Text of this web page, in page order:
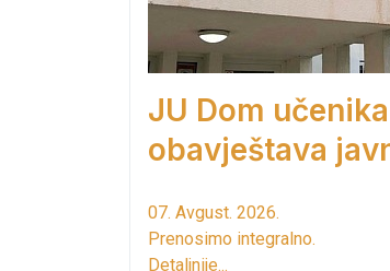
JU Dom
obavještava
07. Avgust. 2026.
Prenosimo integralno.
Detaljnije...